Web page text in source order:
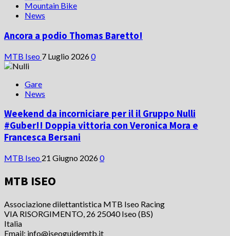
Mountain Bike
News
Ancora a podio Thomas Baretto!
MTB Iseo 7 Luglio 20260
Gare
News
Weekend da incorniciare per il il Gruppo Nulli
#Guber!! Doppia vittoria con Veronica Mora e
Francesca Bersani
MTB Iseo 21 Giugno 20260
MTB ISEO
Associazione dilettantistica MTB Iseo Racing
VIA RISORGIMENTO, 26 25040 Iseo (BS)
Italia
Email: info@iseoguidemtb.it